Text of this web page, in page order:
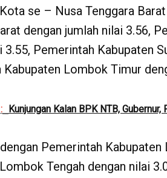
se – Nusa Tenggara
dengan jumlah nilai 3.56,
3.55, Pemerintah Kabupaten
Kabupaten Lombok Timur
Kunjungan Kalan BPK NTB,
Pemerintah
Tengah dengan nilai